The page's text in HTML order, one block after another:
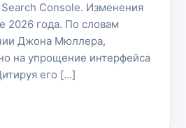
Console. Изменения
2026 года. По словам
Джона Мюллера,
на упрощение интерфейса
его […]